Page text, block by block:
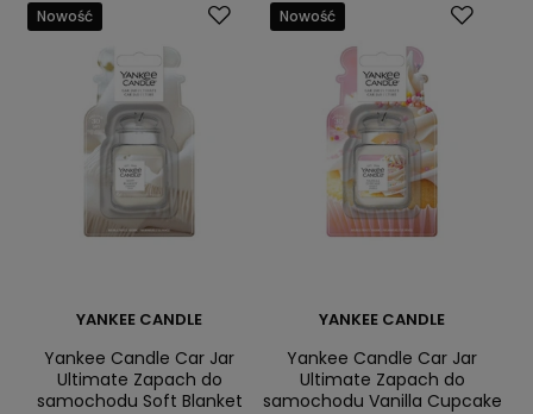
Nowość
YANKEE CANDLE
Yankee Candle Car Jar
Ultimate Zapach do
samochodu Soft Blanket
Nowość
YANKEE CANDLE
Yankee Candle Car Jar
Ultimate Zapach do
samochodu Vanilla Cupcake